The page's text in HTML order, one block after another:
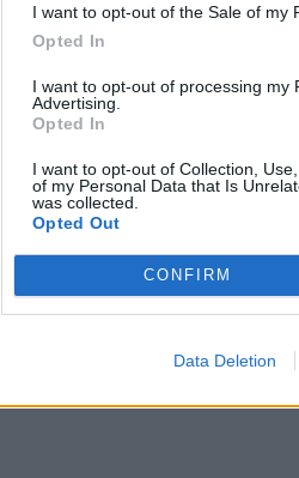
I want to opt-out of the Sale of my
Opted In
I want to opt-out of processing my
Advertising.
Opted In
I want to opt-out of Collection,
of my Personal Data that Is
was collected.
Opted Out
CONFIRM
Data Deletion